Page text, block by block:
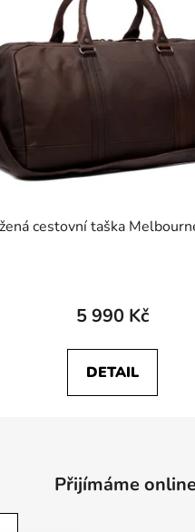
cestovní taška
5 990 Kč
DETAIL
Přijímáme